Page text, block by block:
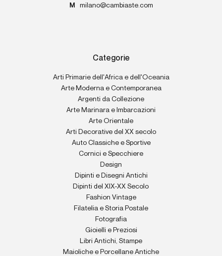
M
milano@cambiaste.com
Categorie
Arti Primarie dell'Africa e dell'Oceania
Arte Moderna e Contemporanea
Argenti da Collezione
Arte Marinara e Imbarcazioni
Arte Orientale
Arti Decorative del XX secolo
Auto Classiche e Sportive
Cornici e Specchiere
Design
Dipinti e Disegni Antichi
Dipinti del XIX-XX Secolo
Fashion Vintage
Filatelia e Storia Postale
Fotografia
Gioielli e Preziosi
Libri Antichi, Stampe
Maioliche e Porcellane Antiche